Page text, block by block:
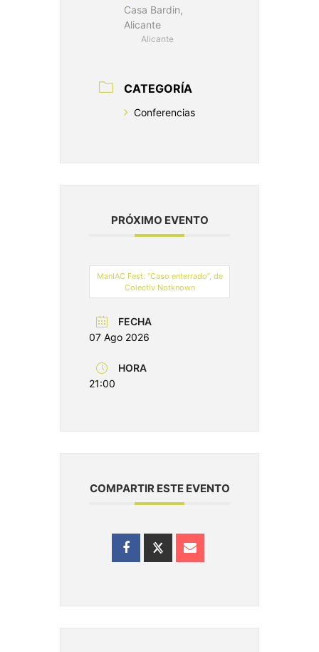
Casa Bardin,
Alicante
Alicante
CATEGORÍA
Conferencias
PRÓXIMO EVENTO
ManIAC Fest: “Caso enterrado”, de
Colectiv Notknown
FECHA
07 Ago 2026
HORA
21:00
COMPARTIR ESTE EVENTO